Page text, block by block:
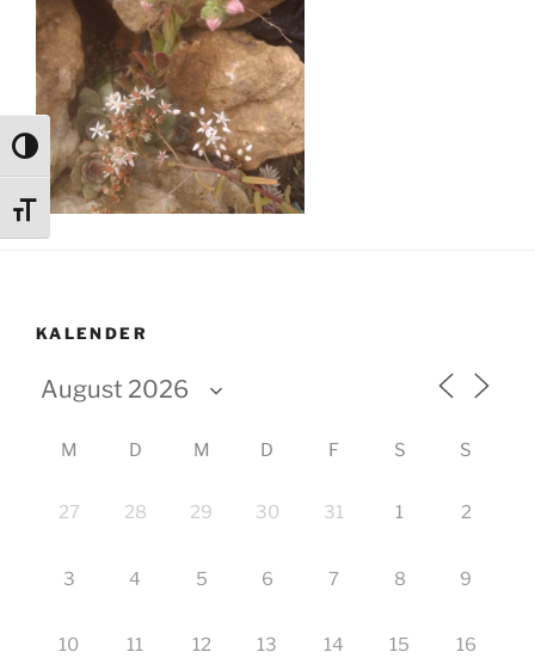
Umschalten auf hohe Kontraste
Schrift vergrößern
KALENDER
M D M D F S S
27 28 29 30 31 1 2
3 4 5 6 7 8 9
10 11 12 13 14 15 16